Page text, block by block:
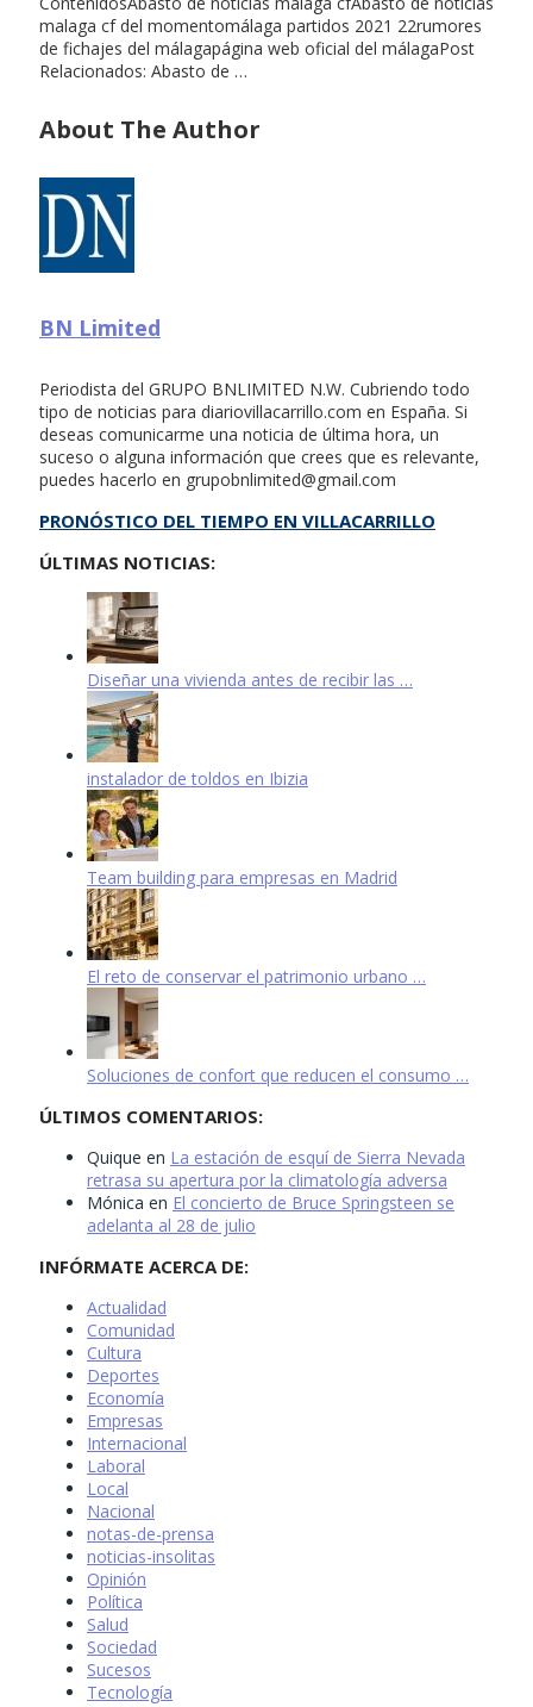
malaga cf del momentomálaga partidos 2021 22rumores
de fichajes del málagapágina web oficial del málagaPost
Relacionados: Abasto de …
About The Author
BN Limited
Periodista del GRUPO BNLIMITED N.W. Cubriendo todo
tipo de noticias para diariovillacarrillo.com en España. Si
deseas comunicarme una noticia de última hora, un
suceso o alguna información que crees que es relevante,
puedes hacerlo en grupobnlimited@gmail.com
PRONÓSTICO DEL TIEMPO EN VILLACARRILLO
ÚLTIMAS NOTICIAS:
Diseñar una vivienda antes de recibir las …
instalador de toldos en Ibizia
Team building para empresas en Madrid
El reto de conservar el patrimonio urbano …
Soluciones de confort que reducen el consumo …
ÚLTIMOS COMENTARIOS:
Quique en La estación de esquí de Sierra Nevada
retrasa su apertura por la climatología adversa
Mónica en El concierto de Bruce Springsteen se
adelanta al 28 de julio
INFÓRMATE ACERCA DE:
Actualidad
Comunidad
Cultura
Deportes
Economía
Empresas
Internacional
Laboral
Local
Nacional
notas-de-prensa
noticias-insolitas
Opinión
Política
Salud
Sociedad
Sucesos
Tecnología